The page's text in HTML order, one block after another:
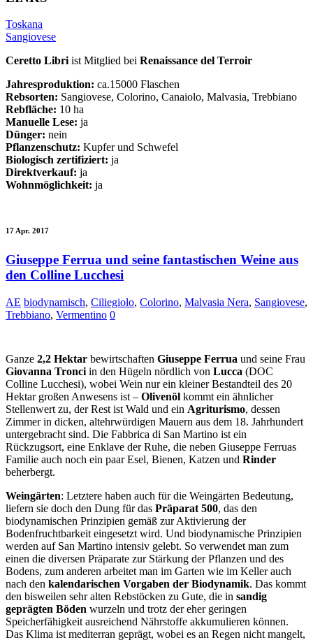
Toskana
Sangiovese
Ceretto Libriist Mitglied bei Renaissance del Terroir
Jahresproduktion: ca.15000 Flaschen
Rebsorten: Sangiovese, Colorino, Canaiolo, Malvasia, Trebbiano
Rebfläche: 10 ha
Manuelle Lese: ja
Dünger: nein
Pflanzenschutz: Kupfer und Schwefel
Biologisch zertifiziert: ja
Direktverkauf: ja
Wohnmöglichkeit: ja
17 Apr. 2017
Giuseppe Ferrua und seine fantastischen Weine aus
den Colline Lucchesi
AE biodynamisch, Ciliegiolo, Colorino, Malvasia Nera, Sangiovese,
Trebbiano, Vermentino 0
Ganze 2,2 Hektar bewirtschaften Giuseppe Ferrua und seine Frau
Giovanna Tronci in den Hügeln nördlich von Lucca (DOC
Colline Lucchesi), wobei Wein nur ein kleiner Bestandteil des 20
Hektar großen Anwesens ist – Olivenöl kommt ein ähnlicher
Stellenwert zu, der Rest ist Wald und ein Agriturismo, dessen
Zimmer in dicken, altehrwürdigen Mauern aus dem 18. Jahrhundert
untergebracht sind. Die Fabbrica di San Martino ist ein
Rückzugsort, eine Enklave der Ruhe, die neben Giuseppe Ferruas
Familie auch noch ein paar Esel, Bienen, Katzen und Rinder
beherbergt.
Weingärten: Letztere haben auch für die Weingärten Bedeutung,
liefern sie doch den Dung für das Präparat 500, das den
biodynamischen Prinzipien gemäß zur Aktivierung der
Bodenfruchtbarkeit eingesetzt wird. Und biodynamische Prinzipien
werden auf San Martino intensiv gelebt. So verwendet man zum
einen die diversen Präparate zur Stärkung der Pflanzen und des
Bodens, zum anderen arbeitet man im Garten wie im Keller auch
nach den kalendarischen Vorgaben der Biodynamik. Das kommt
den bisweilen sehr alten Rebstöcken zu Gute, die in sandig
geprägten Böden wurzeln und trotz der eher geringen
Speicherfähigkeit ausreichend Nährstoffe akkumulieren können.
Das Klima ist mediterran geprägt, wobei es an Regen nicht mangelt,